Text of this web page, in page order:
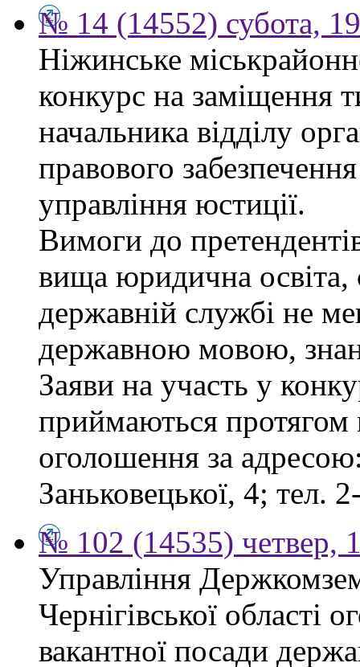
№ 14 (14552) субота,
Ніжинське
конкурс на заміщення
начальника відділу
правового
управління юстиції.
Вимоги до
вища юридична
державній службі не
державною мовою,
Заяви на участь у
приймаються протягом
оголошення за
Заньковецької, 4; тел.
№ 102 (14535) четвер,
Управління
Чернігівської області
вакантної посади